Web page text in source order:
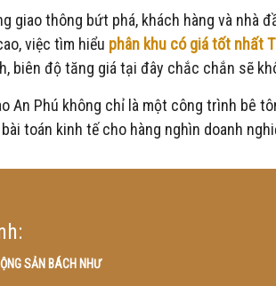
giao thông bứt phá, khách hàng và nhà
việc tìm hiểu phân khu có giá tốt nhất
biên độ tăng giá tại đây chắc chắn sẽ
An Phú không chỉ là một công trình bê
toán kinh tế cho hàng nghìn doanh
SẢN BÁCH NHƯ